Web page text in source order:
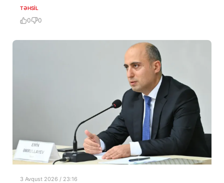
TƏHSIL
0 0
3 Avqust 2026 / 23:16